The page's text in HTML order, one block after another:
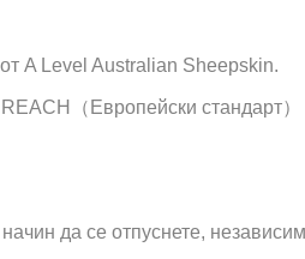
A Level Australian Sheepskin.
（Европейски
да се отпуснете,